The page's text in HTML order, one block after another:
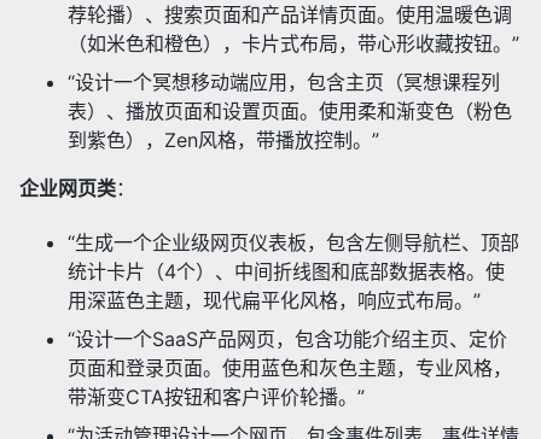
荐轮播）、搜索页面和产品详情页面。使用温暖色调
（如米色和橙色），卡片式布局，带心形收藏按钮。”
“设计一个冥想移动端应用，包含主页（冥想课程列
表）、播放页面和设置页面。使用柔和渐变色（粉色
到紫色），Zen风格，带播放控制。”
企业网页类：
“生成一个企业级网页仪表板，包含左侧导航栏、顶部
统计卡片（4个）、中间折线图和底部数据表格。使
用深蓝色主题，现代扁平化风格，响应式布局。”
“设计一个SaaS产品网页，包含功能介绍主页、定价
页面和登录页面。使用蓝色和灰色主题，专业风格，
带渐变CTA按钮和客户评价轮播。”